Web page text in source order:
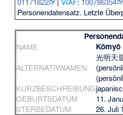
Personendatensatz. Letzte
NAME Kōmyō
ALTERNATIVNAMEN
光明天
KURZBESCHREIBUNG
GEBURTSDATUM
11.
STERBEDATUM
26. Juli